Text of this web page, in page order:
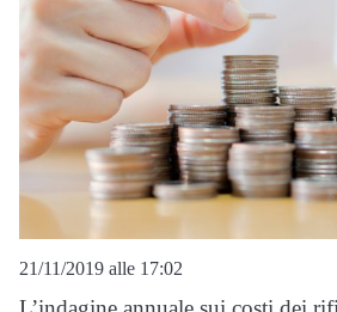
21/11/2019 alle 17:02